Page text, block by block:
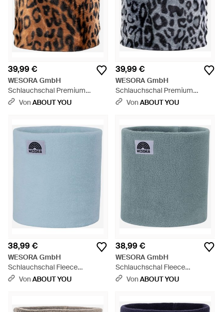
39,99 €
WESORA GmbH
Schlauchschal Premium
Kunstfell Neckwarmer - Braun
VonABOUT YOU
39,99 €
WESORA GmbH
Schlauchschal Premium
Kunstfell Neckwarmer - Weiß
VonABOUT YOU
38,99 €
WESORA GmbH
Schlauchschal Fleece
Neckwarmer - Blau
VonABOUT YOU
38,99 €
WESORA GmbH
Schlauchschal Fleece
Neckwarmer - Blau
VonABOUT YOU